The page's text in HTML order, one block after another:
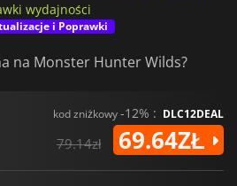
wydajności
i Poprawki
na Monster Hunter Wilds?
kod zniżkowy-12% : DLC12DEAL
79.14zł 69.64ZŁ